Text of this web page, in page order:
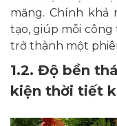
măng. Chính khả
tạo, giúp mỗi
trở thành một
1.2. Độ bền
kiện thời tiết